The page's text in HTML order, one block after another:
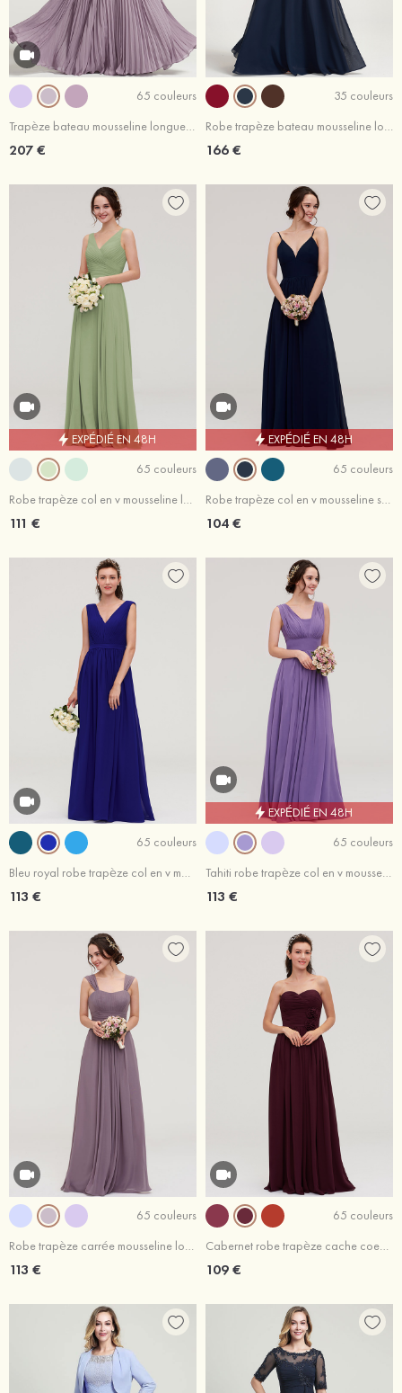
65 couleurs
Trapèze bateau mousseline longueur ras du sol robe de mère de la mariée avec appliqué crépuscule
207 €
35 couleurs
Robe trapèze bateau mousseline longueur ras du sol robe de demoiselle d'honneur avec dentelle plissé ceintures
166 €
EXPÉDIÉ EN 48H
65 couleurs
Robe trapèze col en v mousseline longueur ras du sol robe de demoiselle d'honneur avec ceintures
111 €
EXPÉDIÉ EN 48H
65 couleurs
Robe trapèze col en v mousseline sans manches ras du sol robe de demoiselle d'honneur
104 €
65 couleurs
Bleu royal robe trapèze col en v mousseline longueur ras du sol robe de demoiselle d'honneur
113 €
EXPÉDIÉ EN 48H
65 couleurs
Tahiti robe trapèze col en v mousseline ras du sol robe de demoiselle d'honneur avec plissé
113 €
65 couleurs
Robe trapèze carrée mousseline longueur ras du sol robe de demoiselle d'honneur avec plissé
113 €
65 couleurs
Cabernet robe trapèze cache coeur mousseline ras du sol robe de demoiselle d'honneur
109 €